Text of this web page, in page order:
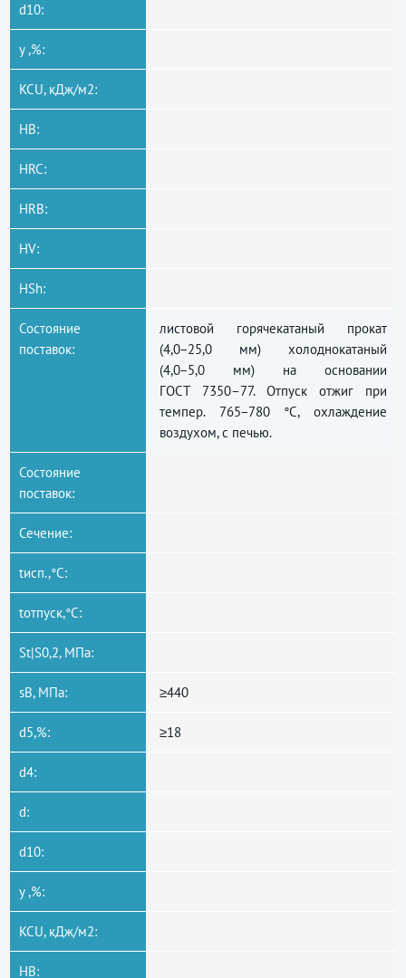
d10:
y ,%:
KCU, кДж/м2:
HB:
HRC:
HRB:
HV:
HSh:
Состояние
поставок:
листовой горячекатаный прокат
(4,0−25,0 мм) холоднокатаный
(4,0−5,0 мм) на основании
ГОСТ 7350–77. Отпуск отжиг при
темпер. 765−780 °C, охлаждение
воздухом, с печью.
Состояние
поставок:
Сечение:
tисп.,°C:
tотпуск,°C:
St|S0,2, МПа:
sB, МПа: ≥440
d5,%: ≥18
d4:
d:
d10:
y ,%:
KCU, кДж/м2:
HB: